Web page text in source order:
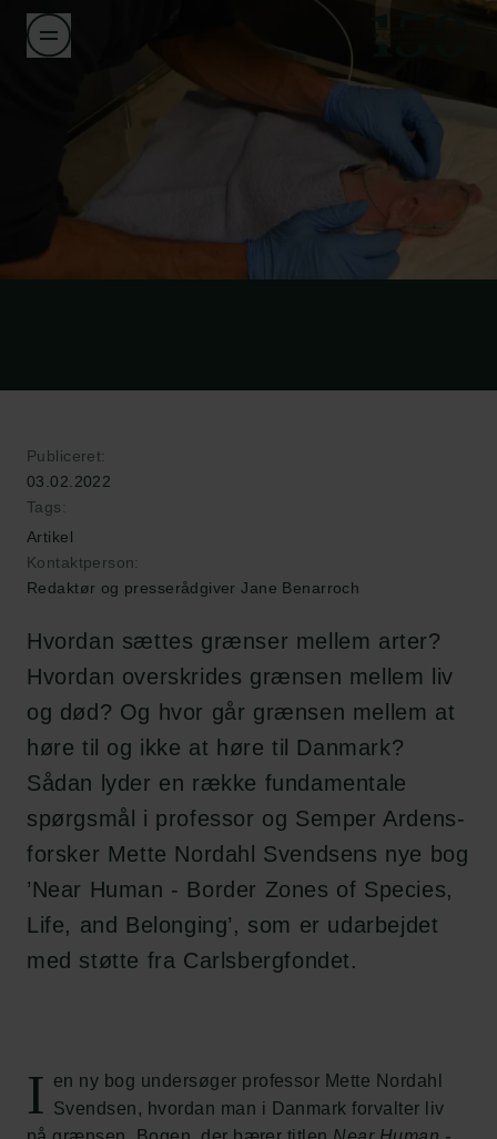
Publiceret:
03.02.2022
Tags:
Artikel
Kontaktperson:
Redaktør og presserådgiver Jane Benarroch
Hvordan sættes grænser mellem arter?
Hvordan overskrides grænsen mellem liv
og død? Og hvor går grænsen mellem at
høre til og ikke at høre til Danmark?
Sådan lyder en række fundamentale
spørgsmål i professor og Semper Ardens-
forsker Mette Nordahl Svendsens nye bog
’Near Human - Border Zones of Species,
Life, and Belonging’, som er udarbejdet
med støtte fra Carlsbergfondet.
I
en ny bog undersøger professor Mette Nordahl
Svendsen, hvordan man i Danmark forvalter liv